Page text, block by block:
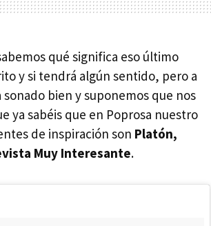
qué significa eso último
y si tendrá algún sentido, pero a
sonado bien y suponemos que nos
ya sabéis que en Poprosa nuestro
de inspiración son Platón,
Muy Interesante.